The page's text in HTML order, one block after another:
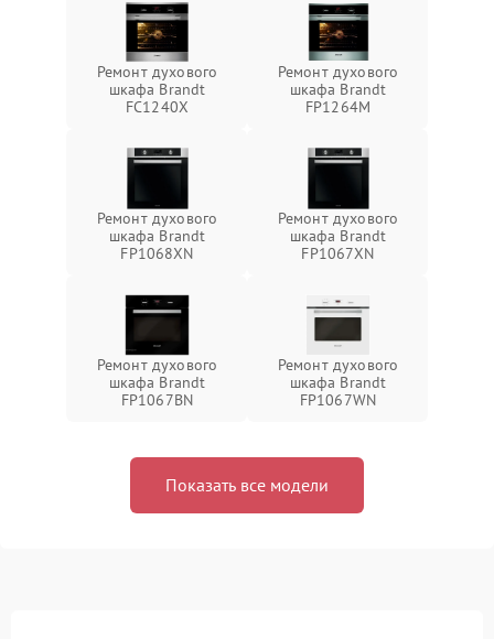
Ремонт духового
шкафа Brandt
FC1240X
Ремонт духового
шкафа Brandt
FP1264M
Ремонт духового
шкафа Brandt
FP1068XN
Ремонт духового
шкафа Brandt
FP1067XN
Ремонт духового
шкафа Brandt
FP1067BN
Ремонт духового
шкафа Brandt
FP1067WN
Показать все модели